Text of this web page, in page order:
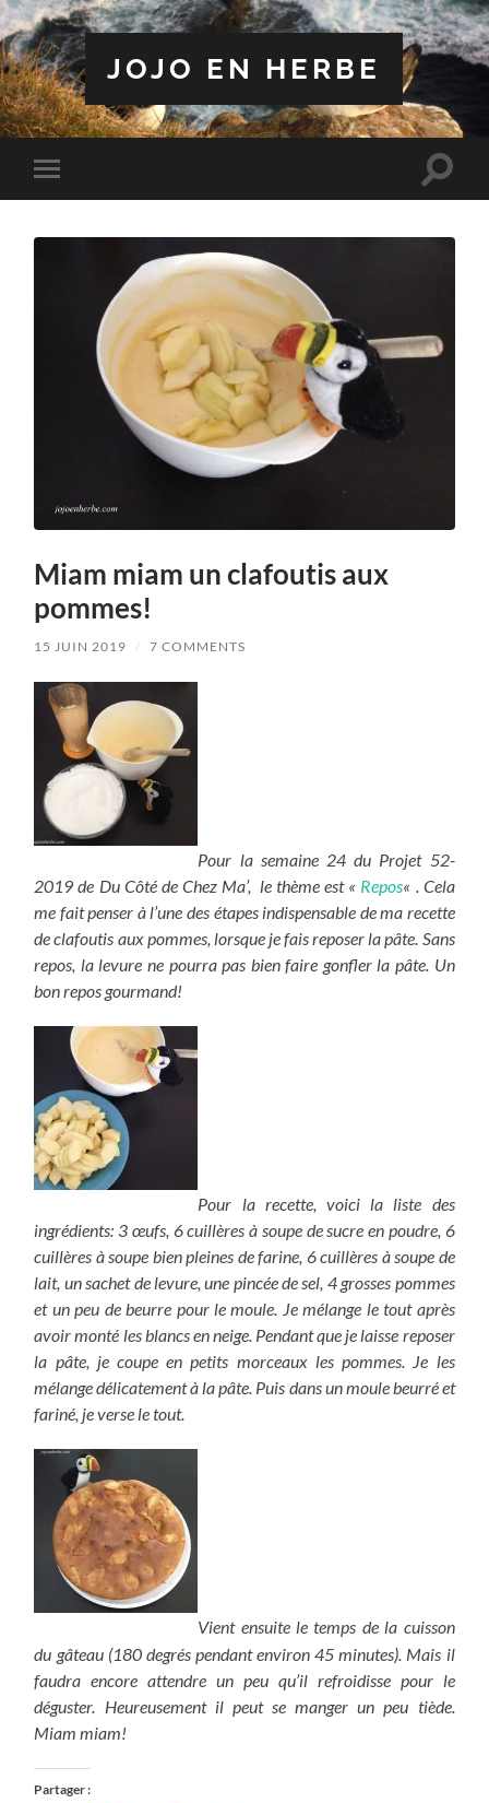
JOJO EN HERBE
Toggle
mobile
Toggle
Miam miam un clafoutis aux
pommes!
15 JUIN 2019 / 7 COMMENTS
Pour la semaine 24 du Projet 52-
2019 de Du Côté de Chez Ma’, le thème est « Repos« . Cela
me fait penser à l’une des étapes indispensable de ma recette
de clafoutis aux pommes, lorsque je fais reposer la pâte. Sans
repos, la levure ne pourra pas bien faire gonfler la pâte. Un
bon repos gourmand!
Pour la recette, voici la liste des
ingrédients: 3 œufs, 6 cuillères à soupe de sucre en poudre, 6
cuillères à soupe bien pleines de farine, 6 cuillères à soupe de
lait, un sachet de levure, une pincée de sel, 4 grosses pommes
et un peu de beurre pour le moule. Je mélange le tout après
avoir monté les blancs en neige. Pendant que je laisse reposer
la pâte, je coupe en petits morceaux les pommes. Je les
mélange délicatement à la pâte. Puis dans un moule beurré et
fariné, je verse le tout.
Vient ensuite le temps de la cuisson
du gâteau (180 degrés pendant environ 45 minutes). Mais il
faudra encore attendre un peu qu’il refroidisse pour le
déguster. Heureusement il peut se manger un peu tiède.
Miam miam!
Partager :